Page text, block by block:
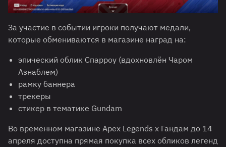
За участие в событии игроки получают медали,
которые обмениваются в магазине наград на:
эпический облик Спарроу (вдохновлён Чаром
Азнаблем)
рамку баннера
трекеры
стикер в тематике Gundam
Во временном магазине Apex Legends x Гандам до 14
апреля доступна прямая покупка всех обликов легенд